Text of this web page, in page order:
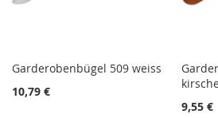
Garderobenbügel 509 weiss
10,79 €
9,55 €